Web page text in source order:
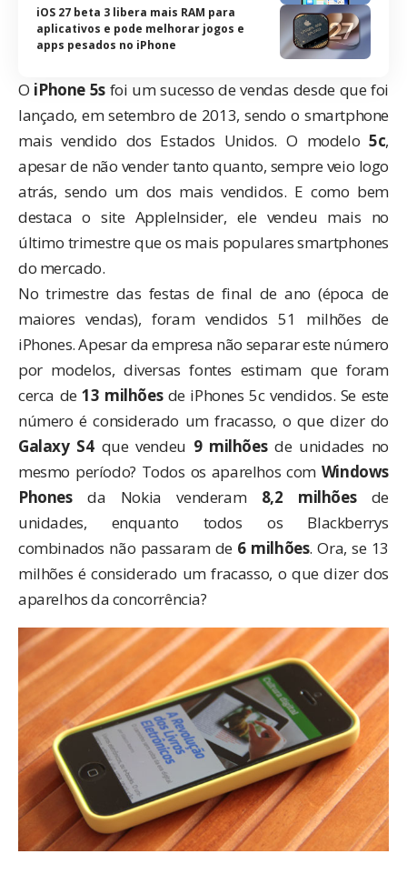
iOS 27 beta 3 libera mais RAM para
aplicativos e pode melhorar jogos e
apps pesados no iPhone
O iPhone 5s foi um sucesso de vendas desde que foi
lançado, em setembro de 2013, sendo o smartphone
mais vendido dos Estados Unidos. O modelo5c,
apesar de não vender tanto quanto, sempre veio logo
atrás, sendo um dos mais vendidos. E como bem
destaca o site AppleInsider, ele vendeu mais no
último trimestre que os mais populares smartphones
do mercado.
No trimestre das festas de final de ano (época de
maiores vendas), foram vendidos51 milhões de
iPhones. Apesar da empresa não separar este número
por modelos, diversas fontes estimam que foram
cerca de13 milhõesde iPhones 5c vendidos. Se este
número é considerado um fracasso, o que dizer do
Galaxy S4que vendeu 9 milhõesde unidades no
mesmo período? Todos os aparelhos com Windows
Phonesda Nokia venderam 8,2 milhõesde
unidades, enquanto todos os Blackberrys
combinados não passaram de 6 milhões. Ora, se 13
milhões é considerado um fracasso, o que dizer dos
aparelhos da concorrência?